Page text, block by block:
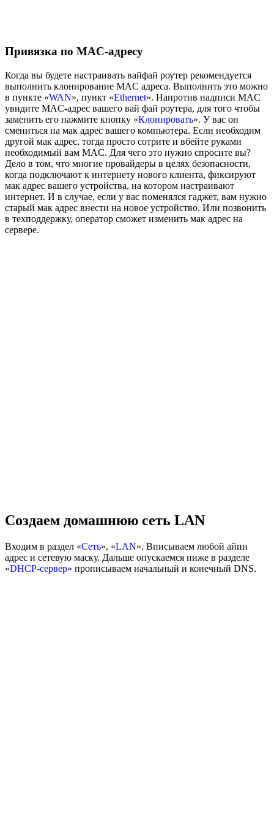
Привязка по MAC-адресу
Когда вы будете настраивать вайфай роутер рекомендуется
выполнить клонирование MAC адреса. Выполнить это можно
в пункте «WAN», пункт «Ethernet». Напротив надписи MAC
увидите MAC-адрес вашего вай фай роутера, для того чтобы
заменить его нажмите кнопку «Клонировать». У вас он
смениться на мак адрес вашего компьютера. Если необходим
другой мак адрес, тогда просто сотрите и вбейте руками
необходимый вам MAC. Для чего это нужно спросите вы?
Дело в том, что многие провайдеры в целях безопасности,
когда подключают к интернету нового клиента, фиксируют
мак адрес вашего устройства, на котором настраивают
интернет. И в случае, если у вас поменялся гаджет, вам нужно
старый мак адрес внести на новое устройство. Или позвонить
в техподдержку, оператор сможет изменить мак адрес на
сервере.
Создаем домашнюю сеть LAN
Входим в раздел «Сеть», «LAN». Вписываем любой айпи
адрес и сетевую маску. Дальше опускаемся ниже в разделе
«DHCP-сервер» прописываем начальный и конечный DNS.